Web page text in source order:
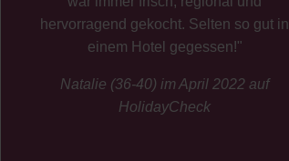
hervorragend gekocht. Selten so gut in
einem Hotel gegessen!"
Natalie (36-40) im April 2022 auf
HolidayCheck